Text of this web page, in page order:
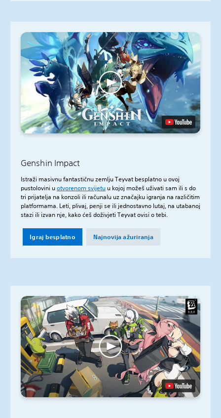
Genshin Impact
Istraži masivnu fantastičnu zemlju Teyvat besplatno u ovoj
pustolovini uotvorenom svijetu u kojoj možeš uživati sam ili s do
tri prijatelja na konzoli ili računalu uz značajku igranja na različitim
platformama. Leti, plivaj, penji se ili jednostavno lutaj, na utabanoj
stazi ili izvan nje, kako ćeš doživjeti Teyvat ovisi o tebi.
Igraj besplatno Najnovija ažuriranja